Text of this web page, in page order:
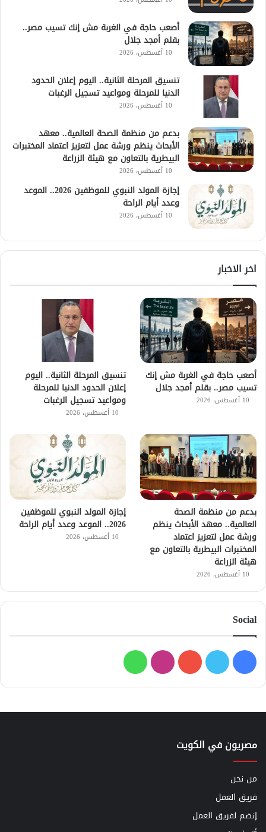
أصعب حاجة في الغربة مش إنك تسيب مصر..
بقلم أمجد جلال
10 أغسطس، 2026
تنسيق المرحلة الثانية.. اليوم إعلان الحدود
الدنيا للمرحلة ومواعيد تسجيل الرغبات
10 أغسطس، 2026
بدعم من منظمة الصحة العالمية.. معهد
الأبحاث ينظم ورشة عمل لتعزيز اعتماد المختبرات
البيطرية بالتعاون مع هيئة الزراعة
10 أغسطس، 2026
إجازة المولد النبوي للموظفين 2026.. الموعد
وعدد أيام الراحة
10 أغسطس، 2026
اخر الاخبار
أصعب حاجة في الغربة مش إنك
تسيب مصر.. بقلم أمجد جلال
10 أغسطس، 2026
تنسيق المرحلة الثانية.. اليوم
إعلان الحدود الدنيا للمرحلة
ومواعيد تسجيل الرغبات
10 أغسطس، 2026
بدعم من منظمة الصحة
العالمية.. معهد الأبحاث ينظم
ورشة عمل لتعزيز اعتماد
المختبرات البيطرية بالتعاون مع
هيئة الزراعة
10 أغسطس، 2026
إجازة المولد النبوي للموظفين
2026.. الموعد وعدد أيام الراحة
10 أغسطس، 2026
Social
فيسبوك
تويتر يوتيوبانستقرامواتساب
مصريون في الكويت
من نحن
فريق العمل
إنضم لفريق العمل